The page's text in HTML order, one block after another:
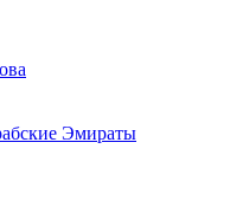
Эмираты